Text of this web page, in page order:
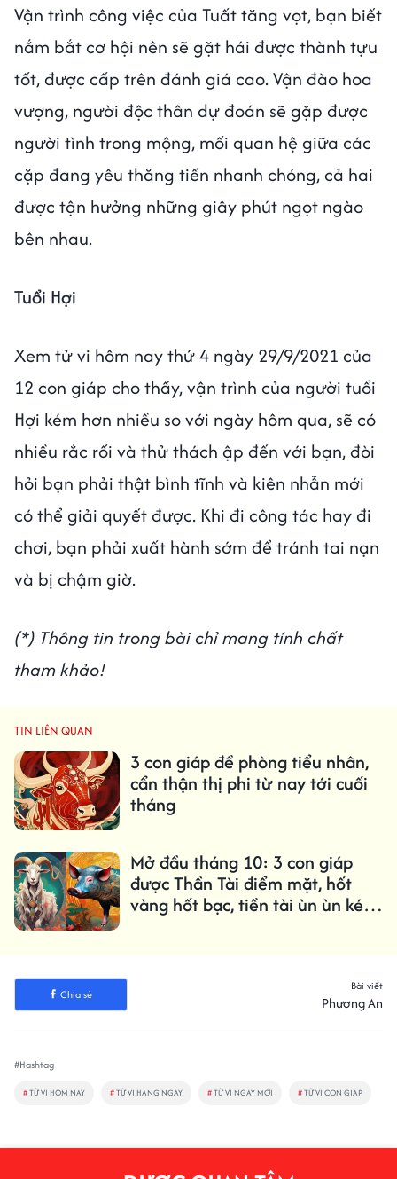
Vận trình công việc của Tuất tăng vọt, bạn biết
nắm bắt cơ hội nên sẽ gặt hái được thành tựu
tốt, được cấp trên đánh giá cao. Vận đào hoa
vượng, người độc thân dự đoán sẽ gặp được
người tình trong mộng, mối quan hệ giữa các
cặp đang yêu thăng tiến nhanh chóng, cả hai
được tận hưởng những giây phút ngọt ngào
bên nhau.
Tuổi Hợi
Xem tử vi hôm nay thứ 4 ngày 29/9/2021 của
12 con giáp cho thấy, vận trình của người tuổi
Hợi kém hơn nhiều so với ngày hôm qua, sẽ có
nhiều rắc rối và thử thách ập đến với bạn, đòi
hỏi bạn phải thật bình tĩnh và kiên nhẫn mới
có thể giải quyết được. Khi đi công tác hay đi
chơi, bạn phải xuất hành sớm để tránh tai nạn
và bị chậm giờ.
(*) Thông tin trong bài chỉ mang tính chất
tham khảo!
TIN LIÊN QUAN
3 con giáp đề phòng tiểu nhân,
cẩn thận thị phi từ nay tới cuối
tháng
Mở đầu tháng 10: 3 con giáp
được Thần Tài điểm mặt, hốt
vàng hốt bạc, tiền tài ùn ùn kéo
Chia sẻ
Bài viết
Phương An
#Hashtag
#TỬ VI HÔM NAY #TỬ VI HÀNG NGÀY #TỬ VI NGÀY MỚI #TỬ VI CON GIÁP